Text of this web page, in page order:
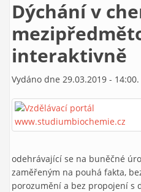
Dýchání v
interaktivně
Vydáno dne 29.03.2019 - 14:00.
odehrávající se na buněčné
zaměřeným na pouhá fakta,
porozumění a bez propojení s